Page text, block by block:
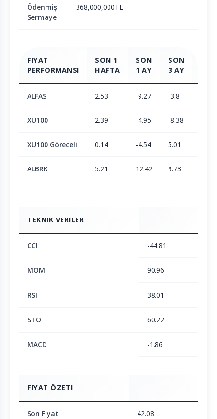
Ödenmiş
Sermaye
368,000,000TL
FIYAT
PERFORMANSI
SON 1
HAFTA
SON
1 AY
SON
3 AY
ALFAS 2.53 -9.27 -3.8
XU100 2.39 -4.95 -8.38
XU100 Göreceli 0.14 -4.54 5.01
ALBRK 5.21 12.42 9.73
TEKNIK VERILER
CCI -44.81
MOM 90.96
RSI 38.01
STO 60.22
MACD -1.86
FIYAT ÖZETI
Son Fiyat 42.08